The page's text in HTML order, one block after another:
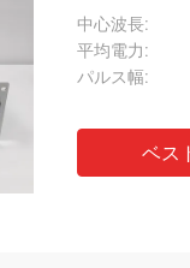
中心波長:
平均電力:
パルス幅:
ベス